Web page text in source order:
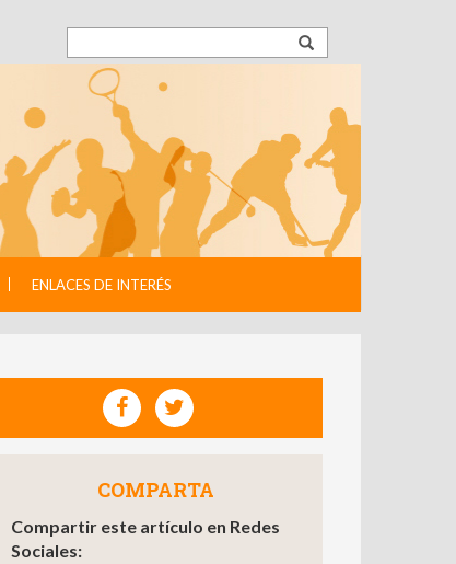
ENLACES DE INTERÉS
COMPARTA
Compartir este artículo en Redes
Sociales: